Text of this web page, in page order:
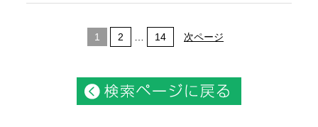
1 2 14 次ページ